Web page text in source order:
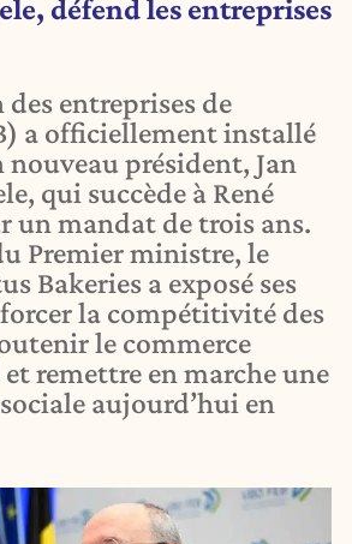
défend les entreprises
entreprises de
a officiellement installé
président, Jan
qui succède à René
un mandat de trois ans.
Premier ministre, le
Bakeries a exposé ses
la compétitivité des
le commerce
remettre en marche une
aujourd’hui en